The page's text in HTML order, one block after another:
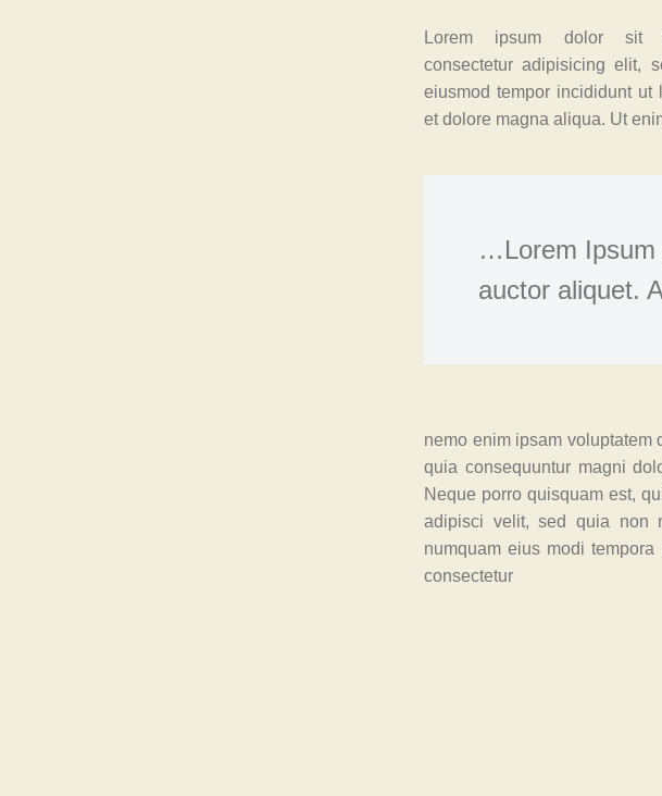
Lorem ipsum dolor sit
consectetur adipisicing elit,
eiusmod tempor incididunt ut
et dolore magna aliqua. Ut
…Lorem Ipsum
auctor aliquet.
nemo enim ipsam voluptatem
quia consequuntur magni
Neque porro quisquam est,
adipisci velit, sed quia non
numquam eius modi
consectetur